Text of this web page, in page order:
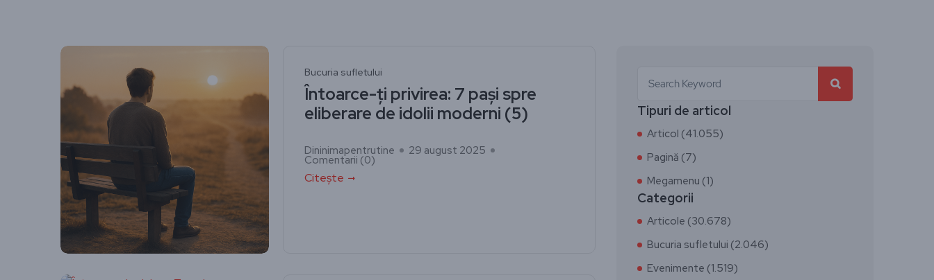
Bucuria sufletului
Întoarce-ți privirea: 7 pași spre
eliberare de idolii moderni (5)
Dininimapentrutine 29 august 2025
Comentarii (0)
Citește
Tipuri de articol
Articol (41.055)
Pagină (7)
Megamenu (1)
Categorii
Articole (30.678)
Bucuria sufletului (2.046)
Evenimente (1.519)